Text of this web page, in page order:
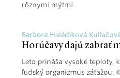
rôznymi mýtmi.
Barbora Haládiková
Horúčavy dajú zabrať
Leto prináša vysoké teploty,
ľudský organizmus záťažou.